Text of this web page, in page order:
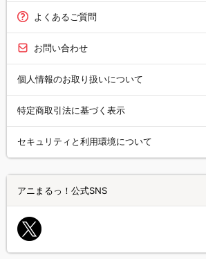
よくあるご質問
お問い合わせ
個人情報のお取り扱いについて
特定商取引法に基づく表示
セキュリティと利用環境について
アニまるっ！公式SNS